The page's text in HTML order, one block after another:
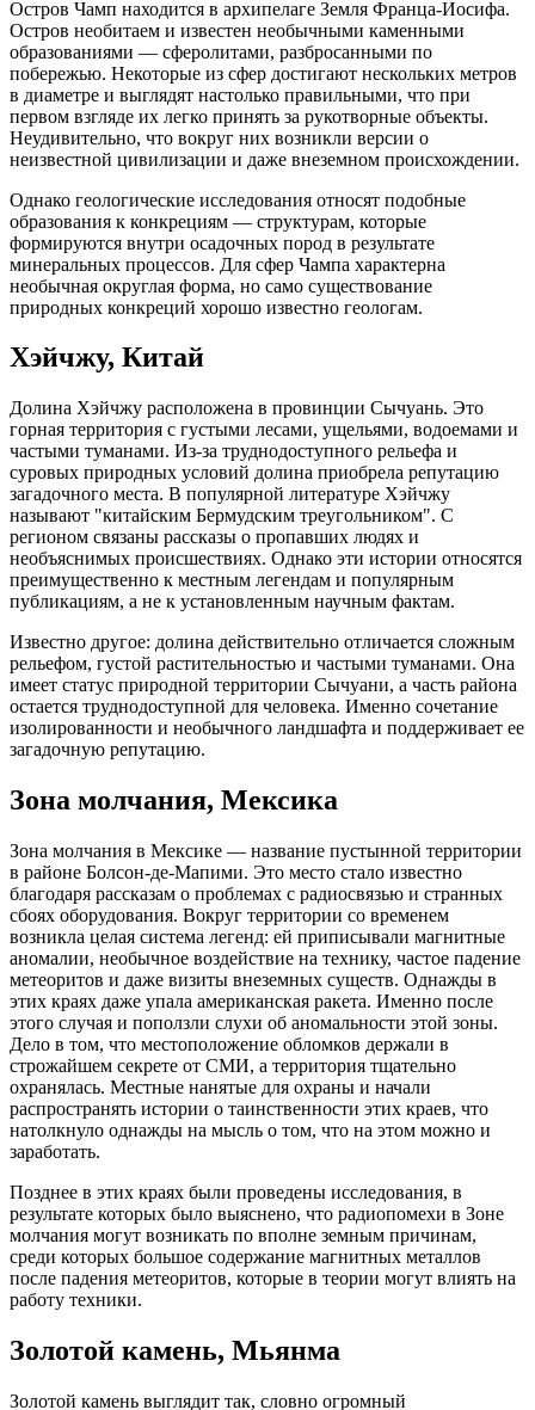
Остров Чамп находится в архипелаге Земля Франца-Иосифа.
Остров необитаем и известен необычными каменными
образованиями — сферолитами, разбросанными по
побережью. Некоторые из сфер достигают нескольких метров
в диаметре и выглядят настолько правильными, что при
первом взгляде их легко принять за рукотворные объекты.
Неудивительно, что вокруг них возникли версии о
неизвестной цивилизации и даже внеземном происхождении.
Однако геологические исследования относят подобные
образования к конкрециям — структурам, которые
формируются внутри осадочных пород в результате
минеральных процессов. Для сфер Чампа характерна
необычная округлая форма, но само существование
природных конкреций хорошо известно геологам.
Хэйчжу, Китай
Долина Хэйчжу расположена в провинции Сычуань. Это
горная территория с густыми лесами, ущельями, водоемами и
частыми туманами. Из-за труднодоступного рельефа и
суровых природных условий долина приобрела репутацию
загадочного места. В популярной литературе Хэйчжу
называют "китайским Бермудским треугольником". С
регионом связаны рассказы о пропавших людях и
необъяснимых происшествиях. Однако эти истории относятся
преимущественно к местным легендам и популярным
публикациям, а не к установленным научным фактам.
Известно другое: долина действительно отличается сложным
рельефом, густой растительностью и частыми туманами. Она
имеет статус природной территории Сычуани, а часть района
остается труднодоступной для человека. Именно сочетание
изолированности и необычного ландшафта и поддерживает ее
загадочную репутацию.
Зона молчания, Мексика
Зона молчания в Мексике — название пустынной территории
в районе Болсон-де-Мапими. Это место стало известно
благодаря рассказам о проблемах с радиосвязью и странных
сбоях оборудования. Вокруг территории со временем
возникла целая система легенд: ей приписывали магнитные
аномалии, необычное воздействие на технику, частое падение
метеоритов и даже визиты внеземных существ. Однажды в
этих краях даже упала американская ракета. Именно после
этого случая и поползли слухи об аномальности этой зоны.
Дело в том, что местоположение обломков держали в
строжайшем секрете от СМИ, а территория тщательно
охранялась. Местные нанятые для охраны и начали
распространять истории о таинственности этих краев, что
натолкнуло однажды на мысль о том, что на этом можно и
заработать.
Позднее в этих краях были проведены исследования, в
результате которых было выяснено, что радиопомехи в Зоне
молчания могут возникать по вполне земным причинам,
среди которых большое содержание магнитных металлов
после падения метеоритов, которые в теории могут влиять на
работу техники.
Золотой камень, Мьянма
Золотой камень выглядит так, словно огромный